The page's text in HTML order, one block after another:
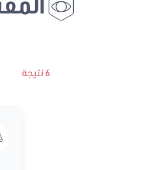
6 نتيجة